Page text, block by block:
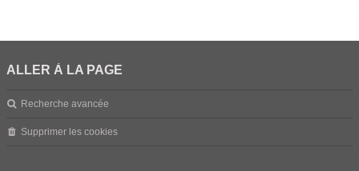
ALLER À LA PAGE
Recherche avancée
Supprimer les cookies